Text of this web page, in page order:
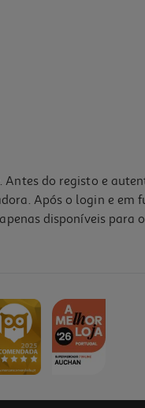
do registo e
Após o login e em
disponíveis